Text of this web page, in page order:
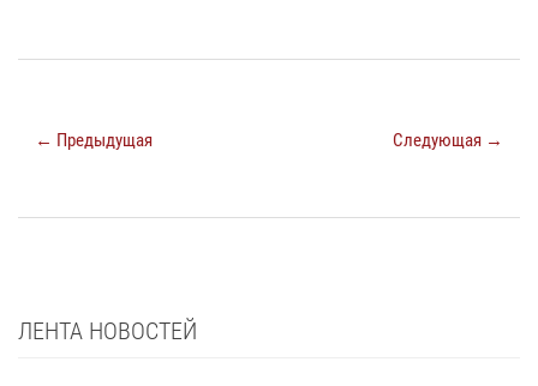
← Предыдущая Следующая →
ЛЕНТА НОВОСТЕЙ